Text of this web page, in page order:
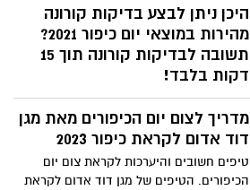
B-, AB). קוראים לציבור להגיע ולתרום דם
בעמדות ברחבי הארץ
היכן ניתן לבצע בדיקות קורונה
מהירות במוצאי יום כיפור 2021?
תשובה לבדיקות קורונה תוך 15
דקות בלבד!
היכן ניתן לבצע בדיקות קורונה מהירות
במוצאי יום כיפור 2021? רשימת סניפים ו ***
שעות ביום כיפור (בשונה מה - 24 שעות על פי
הנחיית משרד הבריאות כיום).
מדריך לצום יום הכיפורים מאת מגן
דוד אדום לקראת כיפור 2023
טיפים חשובים והיערכות לקראת צום יום
הכיפורים. הטיפים של מגן דוד אדום לקראת